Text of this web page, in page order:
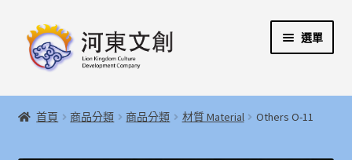
跳
至
跳
至
容
選單
首頁
開
首頁 商品分類 商品分類 材質 Material Others O-11